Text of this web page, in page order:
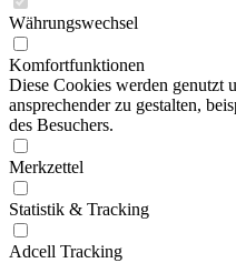
Währungswechsel
Komfortfunktionen
Diese Cookies werden genutzt
ansprechender zu gestalten,
des Besuchers.
Merkzettel
Statistik & Tracking
Adcell Tracking